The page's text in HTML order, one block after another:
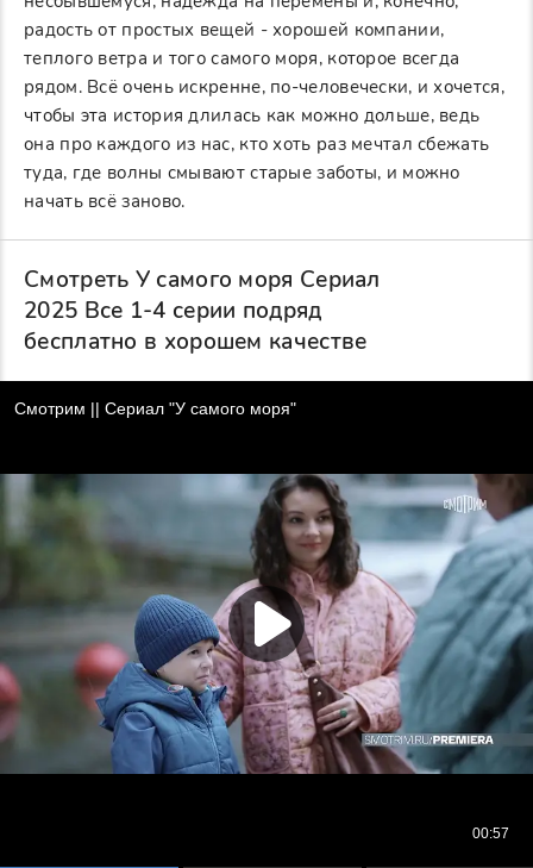
радость от простых вещей - хорошей компании,
теплого ветра и того самого моря, которое всегда
рядом. Всё очень искренне, по-человечески, и хочется,
чтобы эта история длилась как можно дольше, ведь
она про каждого из нас, кто хоть раз мечтал сбежать
туда, где волны смывают старые заботы, и можно
начать всё заново.
Смотреть У самого моря Сериал
2025 Все 1-4 серии подряд
бесплатно в хорошем качестве